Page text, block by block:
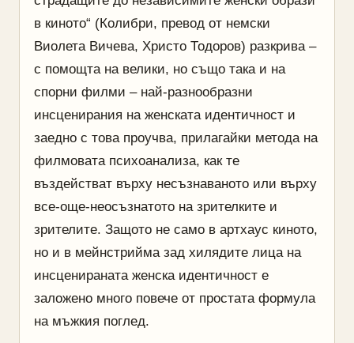
в киното“ (Колибри, превод от немски
Виолета Вичева, Христо Тодоров) разкрива –
с помощта на велики, но също така и на
спорни филми – най-разнообразни
инсценирания на женската идентичност и
заедно с това проучва, прилагайки метода на
филмовата психоанализа, как те
въздействат върху несъзнаваното или върху
все-още-неосъзнатото на зрителките и
зрителите. Защото не само в артхаус киното,
но и в мейнстрийма зад хилядите лица на
инсценираната женска идентичност е
заложено много повече от простата формула
на мъжкия поглед.